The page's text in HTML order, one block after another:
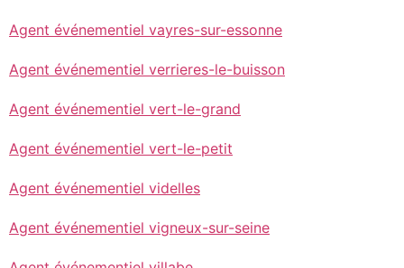
Agent événementiel vayres-sur-essonne
Agent événementiel verrieres-le-buisson
Agent événementiel vert-le-grand
Agent événementiel vert-le-petit
Agent événementiel videlles
Agent événementiel vigneux-sur-seine